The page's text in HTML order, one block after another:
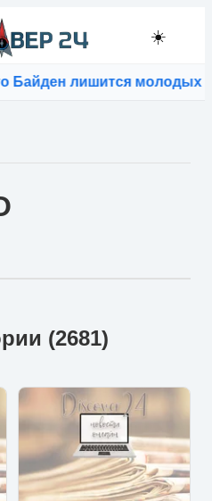
☀️
лишится молодых
(2681)